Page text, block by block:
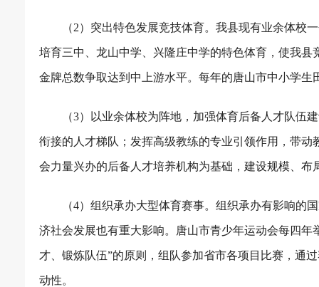
（2）突出特色发展竞技体育。我县现有业余体校
培育三中、龙山中学、兴隆庄中学的特色体育，使我县
金牌总数争取达到中上游水平。每年的唐山市中小学
（3）以业余体校为阵地，加强体育后备人才队伍
衔接的人才梯队；发挥高级教练的专业引领作用，带
会力量兴办的后备人才培养机构为基础，建设规模、
（4）组织承办大型体育赛事。组织承办有影响的
济社会发展也有重大影响。唐山市青少年运动会每四年
才、锻炼队伍”的原则，组队参加省市各项目比赛，通
动性。